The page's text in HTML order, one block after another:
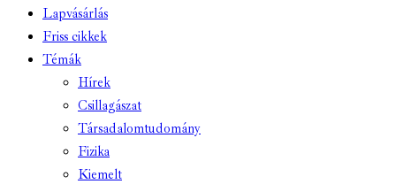
Lapvásárlás
Friss cikkek
Témák
Hírek
Csillagászat
Társadalomtudomány
Fizika
Kiemelt